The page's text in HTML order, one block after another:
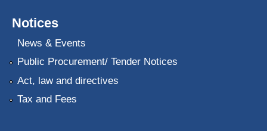
Notices
News & Events
Public Procurement/ Tender Notices
Act, law and directives
Tax and Fees